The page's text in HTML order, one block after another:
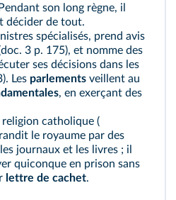
son long règne, il
décider de tout.
spécialisés, prend avis
doc. 3 p. 175), et nomme des
ses décisions dans les
). Les parlements veillent au
, en exerçant des
religion catholique (
le royaume par des
journaux et les livres ; il
quiconque en prison sans
lettre de cachet.